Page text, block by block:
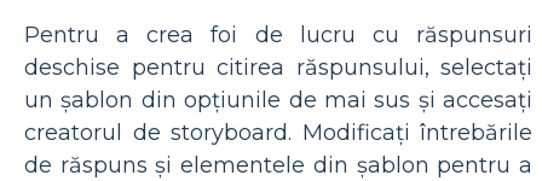
Pentru a crea foi de lucru cu răspunsuri
deschise pentru citirea răspunsului, selectați
un șablon din opțiunile de mai sus și accesați
creatorul de storyboard. Modificați întrebările
de răspuns și elementele din șablon pentru a